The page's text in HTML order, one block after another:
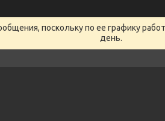
поскольку по ее графику
день.